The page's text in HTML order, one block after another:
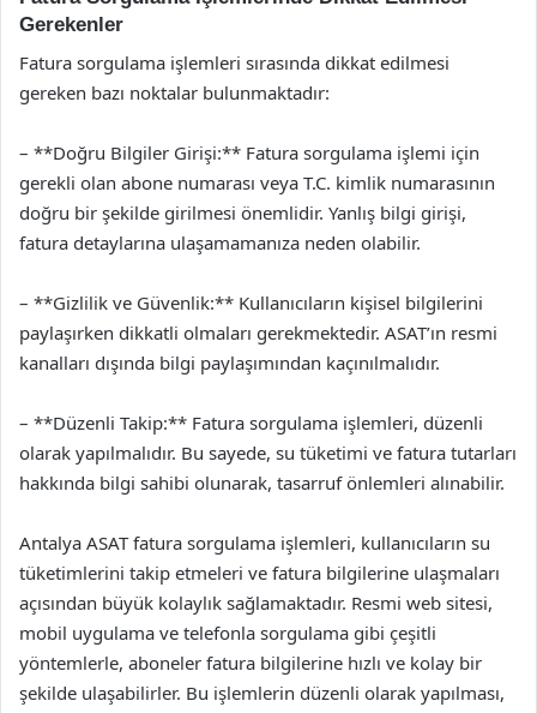
Gerekenler
Fatura sorgulama işlemleri sırasında dikkat edilmesi
gereken bazı noktalar bulunmaktadır:
– **Doğru Bilgiler Girişi:** Fatura sorgulama işlemi için
gerekli olan abone numarası veya T.C. kimlik numarasının
doğru bir şekilde girilmesi önemlidir. Yanlış bilgi girişi,
fatura detaylarına ulaşamamanıza neden olabilir.
– **Gizlilik ve Güvenlik:** Kullanıcıların kişisel bilgilerini
paylaşırken dikkatli olmaları gerekmektedir. ASAT’ın resmi
kanalları dışında bilgi paylaşımından kaçınılmalıdır.
– **Düzenli Takip:** Fatura sorgulama işlemleri, düzenli
olarak yapılmalıdır. Bu sayede, su tüketimi ve fatura tutarları
hakkında bilgi sahibi olunarak, tasarruf önlemleri alınabilir.
Antalya ASAT fatura sorgulama işlemleri, kullanıcıların su
tüketimlerini takip etmeleri ve fatura bilgilerine ulaşmaları
açısından büyük kolaylık sağlamaktadır. Resmi web sitesi,
mobil uygulama ve telefonla sorgulama gibi çeşitli
yöntemlerle, aboneler fatura bilgilerine hızlı ve kolay bir
şekilde ulaşabilirler. Bu işlemlerin düzenli olarak yapılması,